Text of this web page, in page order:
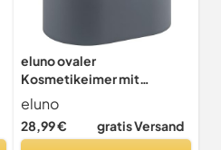
eluno ovaler
Kosmetikeimer mit
gummierter Softtouch-
Oberfläche,
Schwingdeckel &
eluno
28,99 € gratis Versand